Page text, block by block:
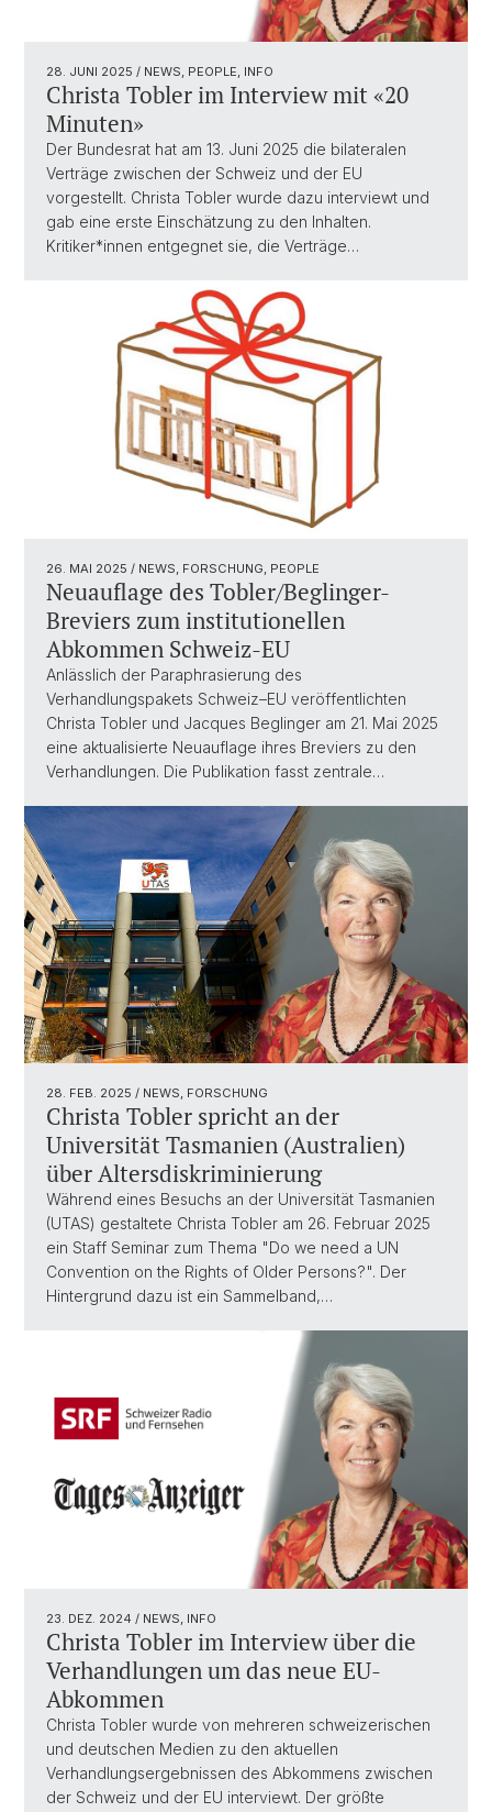
28. JUNI 2025 / NEWS, PEOPLE, INFO
Christa Tobler im Interview mit «20
Minuten»
Der Bundesrat hat am 13. Juni 2025 die bilateralen
Verträge zwischen der Schweiz und der EU
vorgestellt. Christa Tobler wurde dazu interviewt und
gab eine erste Einschätzung zu den Inhalten.
Kritiker*innen entgegnet sie, die Verträge…
26. MAI 2025 / NEWS, FORSCHUNG, PEOPLE
Neuauflage des Tobler/Beglinger-
Breviers zum institutionellen
Abkommen Schweiz-EU
Anlässlich der Paraphrasierung des
Verhandlungspakets Schweiz–EU veröffentlichten
Christa Tobler und Jacques Beglinger am 21. Mai 2025
eine aktualisierte Neuauflage ihres Breviers zu den
Verhandlungen. Die Publikation fasst zentrale…
28. FEB. 2025 / NEWS, FORSCHUNG
Christa Tobler spricht an der
Universität Tasmanien (Australien)
über Altersdiskriminierung
Während eines Besuchs an der Universität Tasmanien
(UTAS) gestaltete Christa Tobler am 26. Februar 2025
ein Staff Seminar zum Thema "Do we need a UN
Convention on the Rights of Older Persons?". Der
Hintergrund dazu ist ein Sammelband,…
23. DEZ. 2024 / NEWS, INFO
Christa Tobler im Interview über die
Verhandlungen um das neue EU-
Abkommen
Christa Tobler wurde von mehreren schweizerischen
und deutschen Medien zu den aktuellen
Verhandlungsergebnissen des Abkommens zwischen
der Schweiz und der EU interviewt. Der größte